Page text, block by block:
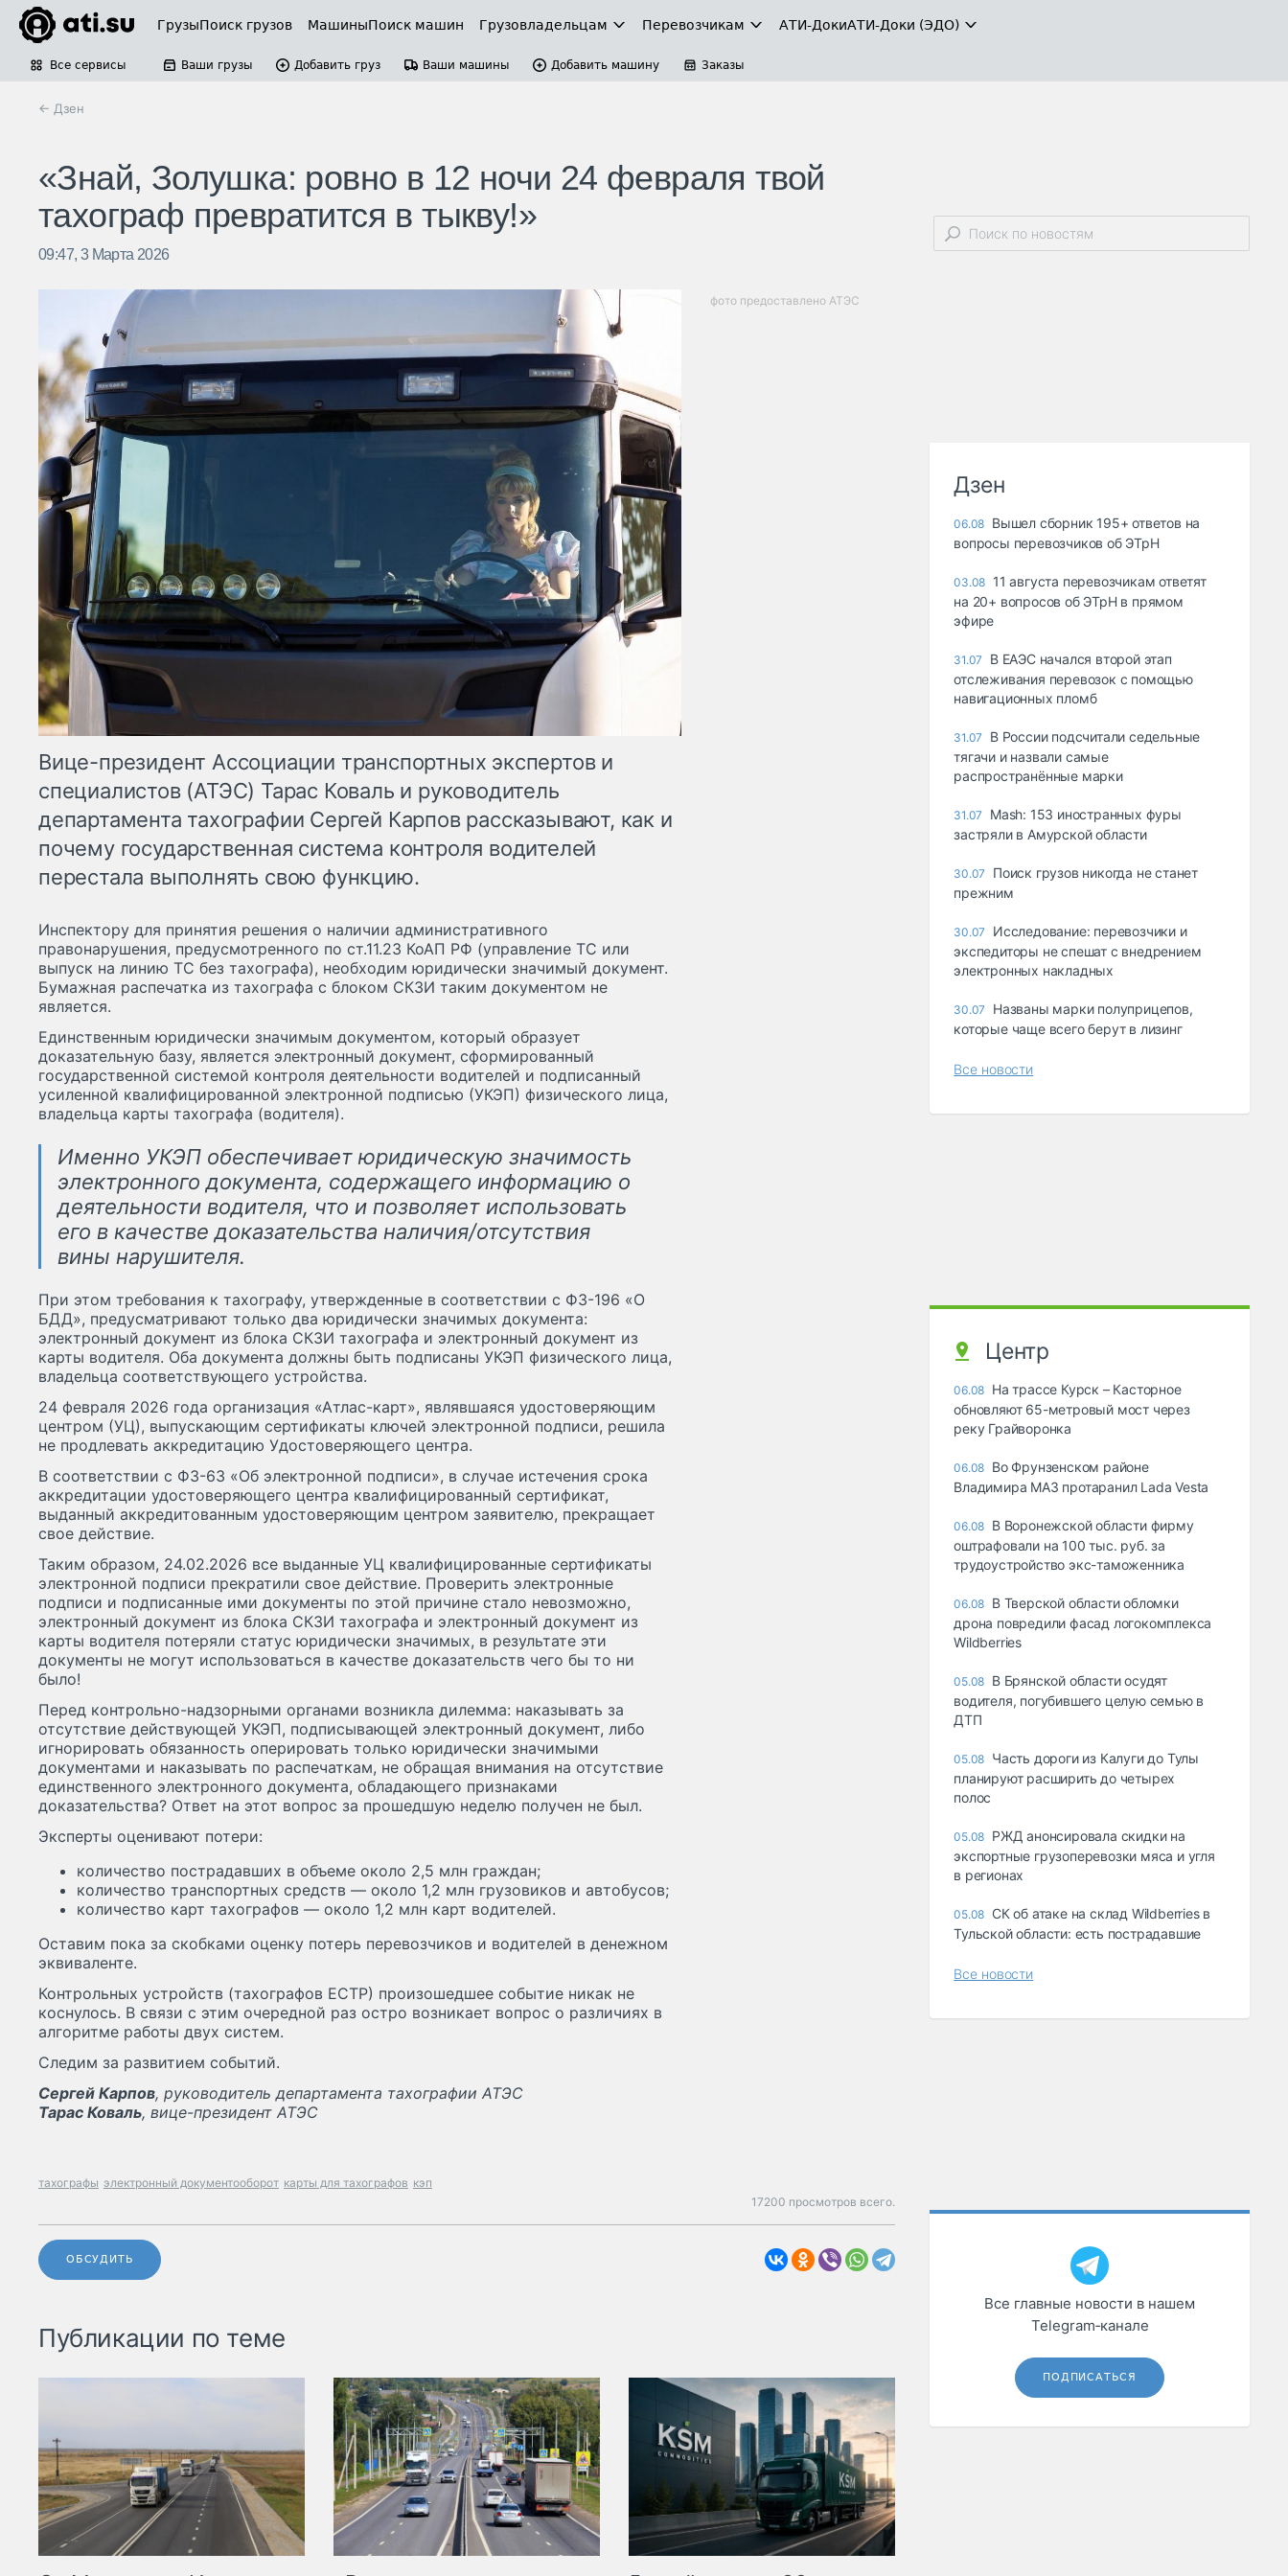
ГрузыПоиск грузов МашиныПоиск машин Грузовладельцам Перевозчикам АТИ-ДокиАТИ-Доки (ЭДО)
Все сервисы Ваши грузы Добавить груз Ваши машины Добавить машину Заказы
← Дзен
«Знай, Золушка: ровно в 12 ночи 24 февраля твой
тахограф превратится в тыкву!»
09:47, 3 Марта 2026
фото предоставлено АТЭС
Вице-президент Ассоциации транспортных экспертов и
специалистов (АТЭС) Тарас Коваль и руководитель
департамента тахографии Сергей Карпов рассказывают, как и
почему государственная система контроля водителей
перестала выполнять свою функцию.
Инспектору для принятия решения о наличии административного
правонарушения, предусмотренного по ст.11.23 КоАП РФ (управление ТС или
выпуск на линию ТС без тахографа), необходим юридически значимый документ.
Бумажная распечатка из тахографа с блоком СКЗИ таким документом не
является.
Единственным юридически значимым документом, который образует
доказательную базу, является электронный документ, сформированный
государственной системой контроля деятельности водителей и подписанный
усиленной квалифицированной электронной подписью (УКЭП) физического лица,
владельца карты тахографа (водителя).
Именно УКЭП обеспечивает юридическую значимость
электронного документа, содержащего информацию о
деятельности водителя, что и позволяет использовать
его в качестве доказательства наличия/отсутствия
вины нарушителя.
При этом требования к тахографу, утвержденные в соответствии с ФЗ-196 «О
БДД», предусматривают только два юридически значимых документа:
электронный документ из блока СКЗИ тахографа и электронный документ из
карты водителя. Оба документа должны быть подписаны УКЭП физического лица,
владельца соответствующего устройства.
24 февраля 2026 года организация «Атлас-карт», являвшаяся удостоверяющим
центром (УЦ), выпускающим сертификаты ключей электронной подписи, решила
не продлевать аккредитацию Удостоверяющего центра.
В соответствии с ФЗ-63 «Об электронной подписи», в случае истечения срока
аккредитации удостоверяющего центра квалифицированный сертификат,
выданный аккредитованным удостоверяющим центром заявителю, прекращает
свое действие.
Таким образом, 24.02.2026 все выданные УЦ квалифицированные сертификаты
электронной подписи прекратили свое действие. Проверить электронные
подписи и подписанные ими документы по этой причине стало невозможно,
электронный документ из блока СКЗИ тахографа и электронный документ из
карты водителя потеряли статус юридически значимых, в результате эти
документы не могут использоваться в качестве доказательств чего бы то ни
было!
Перед контрольно-надзорными органами возникла дилемма: наказывать за
отсутствие действующей УКЭП, подписывающей электронный документ, либо
игнорировать обязанность оперировать только юридически значимыми
документами и наказывать по распечаткам, не обращая внимания на отсутствие
единственного электронного документа, обладающего признаками
доказательства? Ответ на этот вопрос за прошедшую неделю получен не был.
Эксперты оценивают потери:
количество пострадавших в объеме около 2,5 млн граждан;
количество транспортных средств — около 1,2 млн грузовиков и автобусов;
количество карт тахографов — около 1,2 млн карт водителей.
Оставим пока за скобками оценку потерь перевозчиков и водителей в денежном
эквиваленте.
Контрольных устройств (тахографов ЕСТР) произошедшее событие никак не
коснулось. В связи с этим очередной раз остро возникает вопрос о различиях в
алгоритме работы двух систем.
Следим за развитием событий.
Сергей Карпов, руководитель департамента тахографии АТЭС
Тарас Коваль, вице-президент АТЭС
тахографы электронный документооборот карты для тахографов кэп
17200 просмотров всего.
ОБСУДИТЬ
Публикации по теме
Дзен
06.08 Вышел сборник 195+ ответов на
вопросы перевозчиков об ЭТрН
03.08 11 августа перевозчикам ответят
на 20+ вопросов об ЭТрН в прямом
эфире
31.07
В ЕАЭС начался второй этап
отслеживания перевозок с помощью
навигационных пломб
31.07
В России подсчитали седельные
тягачи и назвали самые
распространённые марки
31.07
Mash: 153 иностранных фуры
застряли в Амурской области
30.07
Поиск грузов никогда не станет
прежним
30.07
Исследование: перевозчики и
экспедиторы не спешат с внедрением
электронных накладных
30.07
Названы марки полуприцепов,
которые чаще всего берут в лизинг
Все новости
Центр
06.08 На трассе Курск – Касторное
обновляют 65-метровый мост через
реку Грайворонка
06.08 Во Фрунзенском районе
Владимира МАЗ протаранил Lada Vesta
06.08 В Воронежской области фирму
оштрафовали на 100 тыс. руб. за
трудоустройство экс-таможенника
06.08 В Тверской области обломки
дрона повредили фасад логокомплекса
Wildberries
05.08 В Брянской области осудят
водителя, погубившего целую семью в
ДТП
05.08 Часть дороги из Калуги до Тулы
планируют расширить до четырех
полос
05.08 РЖД анонсировала скидки на
экспортные грузоперевозки мяса и угля
в регионах
05.08 СК об атаке на склад Wildberries в
Тульской области: есть пострадавшие
Все новости
Все главные новости в нашем
Telegram‑канале
ПОДПИСАТЬСЯ